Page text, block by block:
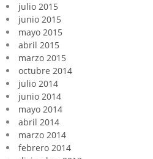
julio 2015
junio 2015
mayo 2015
abril 2015
marzo 2015
octubre 2014
julio 2014
junio 2014
mayo 2014
abril 2014
marzo 2014
febrero 2014